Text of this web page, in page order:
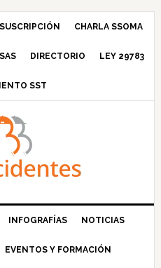
SUSCRIPCIÓN CHARLA SSOMA
DIRECTORIO LEY 29783
SST
INFOGRAFÍAS NOTICIAS
EVENTOS Y FORMACIÓN